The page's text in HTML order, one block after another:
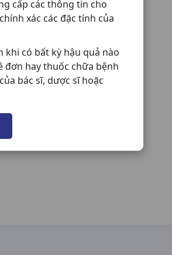
cấp các thông tin cho
xác các đặc tính của
khi có bất kỳ hậu quả nào
đơn hay thuốc chữa bệnh
bác sĩ, dược sĩ hoặc